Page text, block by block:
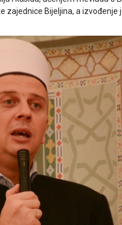
zajednice Bijeljina, a